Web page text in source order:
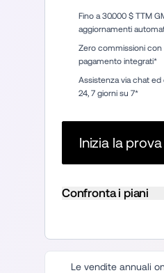
Fino a 30.000 $ TTM
aggiornamenti
Zero commissioni con
pagamento integrati*
Assistenza via chat ed
24, 7 giorni su 7*
Inizia la
Confronta i piani
Le vendite annuali